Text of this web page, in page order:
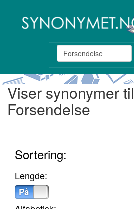
Viser synonymer
Forsendelse
Sortering:
Lengde:
På